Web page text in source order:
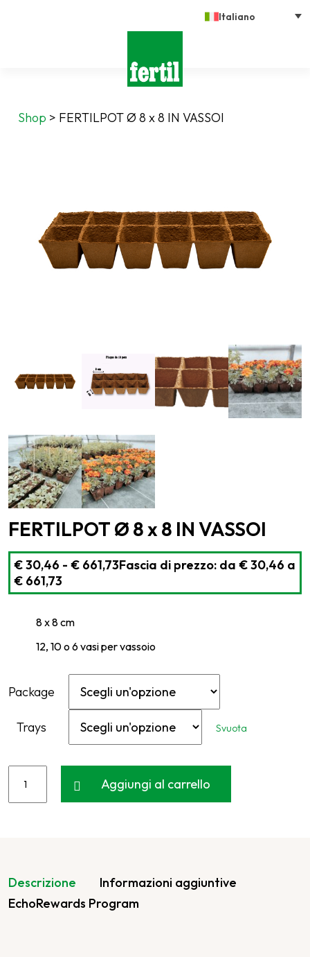
Italiano
Shop > FERTILPOT Ø 8 x 8 IN VASSOI
FERTILPOT Ø 8 x 8 IN VASSOI
€30,46 - € 661,73Fascia di prezzo: da € 30,46 a
€ 661,73
8 x 8 cm
12, 10 o 6 vasi per vassoio
Package
Trays Svuota
Aggiungi al carrello
Descrizione
Informazioni aggiuntive
EchoRewards Program